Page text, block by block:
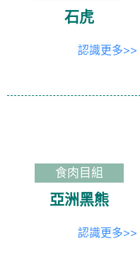
石虎
認識更多>>
食肉目組
亞洲黑熊
認識更多>>